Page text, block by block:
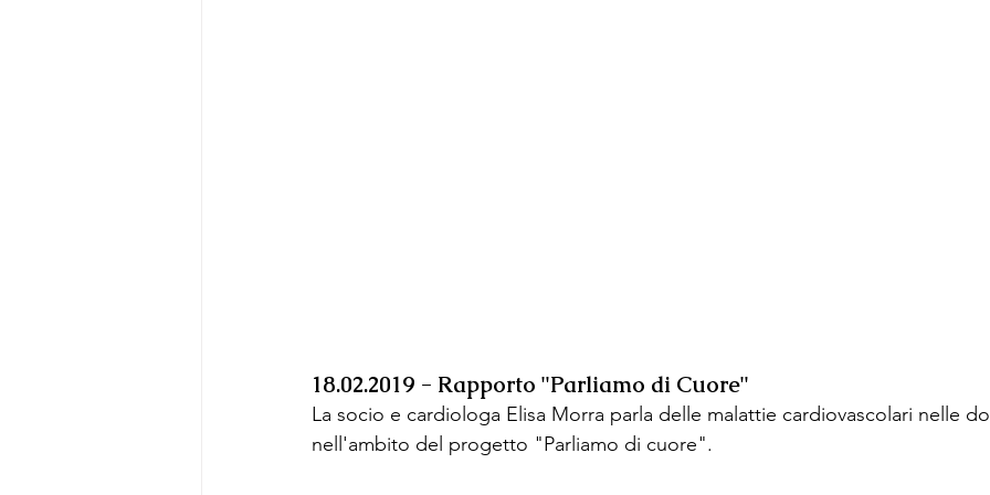
18.02.2019 - Rapporto "Parliamo di Cuore"
La socio e cardiologa Elisa Morra parla delle malattie cardiovascolari nelle
nell'ambito del progetto "Parliamo di cuore".